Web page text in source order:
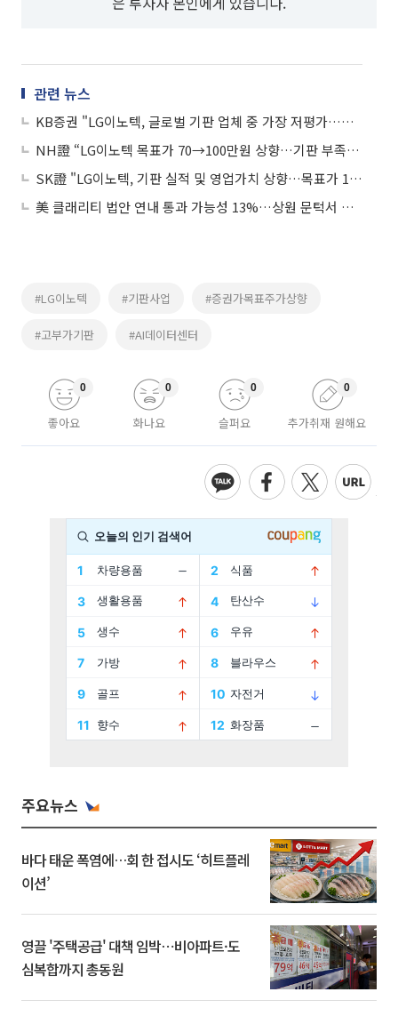
관련 뉴스
KB증권 "LG이노텍, 글로벌 기판 업체 중 가장 저평가…목표가 120만원"
NH證 “LG이노텍 목표가 70→100만원 상향…기판 부족 수혜 확대"
SK證 "LG이노텍, 기판 실적 및 영업가치 상향…목표가 100만원↑"
美 클래리티 법안 연내 통과 가능성 13%…상원 문턱서 제동
#LG이노텍 #기판사업 #증권가목표주가상향
#고부가기판 #AI데이터센터
좋아요
0
화나요
0
슬퍼요
0
추가취재 원해요
0
주요뉴스
바다 태운 폭염에…회 한 접시도 ‘히트플레
이션’
영끌 '주택공급' 대책 임박⋯비아파트·도
심복합까지 총동원